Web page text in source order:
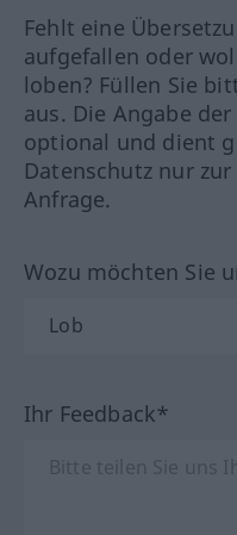
Fehlt eine
aufgefallen oder
loben? Füllen Sie
aus. Die Angabe
optional und dient
Datenschutz nur
Anfrage.
Wozu möchten Sie
Ihr Feedback*